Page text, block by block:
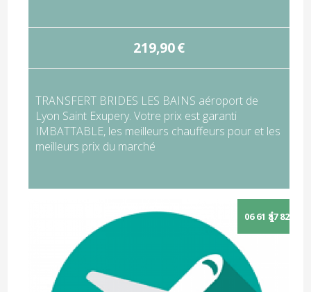
219,90€
TRANSFERT BRIDES LES BAINS aéroport de
Lyon Saint Exupery. Votre prix est garanti
IMBATTABLE, les meilleurs chauffeurs pour et les
meilleurs prix du marché